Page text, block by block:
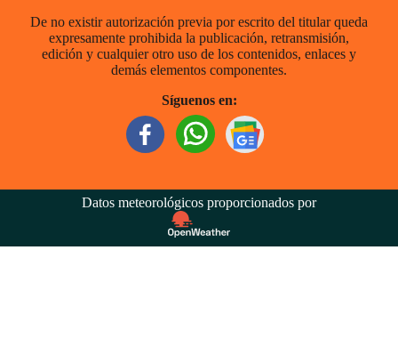
De no existir autorización previa por escrito del titular queda
expresamente prohibida la publicación, retransmisión,
edición y cualquier otro uso de los contenidos, enlaces y
demás elementos componentes.
Síguenos en:
Datos meteorológicos proporcionados por